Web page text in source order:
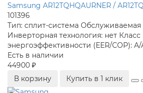
Samsung AR12TQHQAURNER /
101396
Тип: сплит-система Обслуживаемая
Инверторная технология: нет Класс
энергоэффективности (EER/COP): A/
Есть в наличии
44900 ₽
В корзину
Купить в 1 клик